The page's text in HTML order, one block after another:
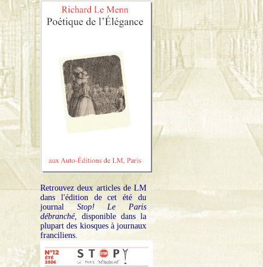
Retrouvez deux articles de LM
dans l'édition de cet été du
journal Stop! Le Paris
débranché, disponible dans la
plupart des kiosques à journaux
franciliens.